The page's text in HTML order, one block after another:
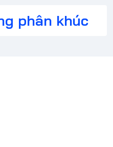
phân khúc